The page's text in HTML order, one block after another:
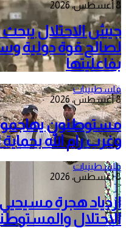
8 أغسطس، 2026
جيش الاحتلال يبحث
لصالح قوة دولية
بفاعليتها
فلسطينيات
8 أغسطس، 2026
مستوطنون
وغرب رام الله بحماية
فلسطينيات
8 أغسطس، 2026
ازدياد هجرة
الاحتلال